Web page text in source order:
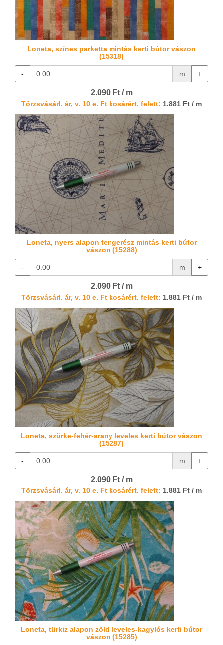
Loneta, színes parketta mintás kerti bútor vászon
(15318)
- m +
2.090 Ft / m
Törzsvásárl. ár, v. 10 e. Ft kosárért. felett: 1.881 Ft / m
Loneta, nyers alapon tengerész mintás kerti bútor
vászon (15288)
- m +
2.090 Ft / m
Törzsvásárl. ár, v. 10 e. Ft kosárért. felett: 1.881 Ft / m
Loneta, szürke-fehér-arany leveles kerti bútor vászon
(15287)
- m +
2.090 Ft / m
Törzsvásárl. ár, v. 10 e. Ft kosárért. felett: 1.881 Ft / m
Loneta, türkiz alapon zöld leveles-kagylós kerti bútor
vászon (15285)